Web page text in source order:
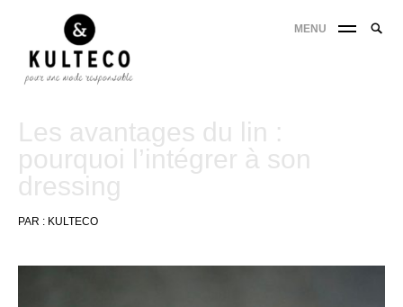
MENU
Les avantages du lin :
pourquoi l’intégrer à son
dressing
PAR : KULTECO